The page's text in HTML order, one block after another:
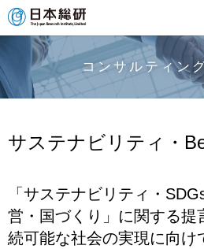
コンサルティン
サステナビリティ・
「サステナビリティ・
営・国づくり」に関する提
続可能な社会の実現に向け